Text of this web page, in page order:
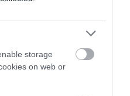
storage
on web or
un adăpost vechi din